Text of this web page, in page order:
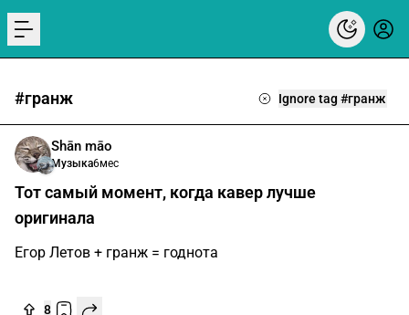
menu
#гранж Ignore tag #гранж
Shān māo
Музыка6мес
Тот самый момент, когда кавер лучше
оригинала
Егор Летов + гранж = годнота
8